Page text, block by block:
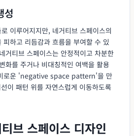
성
이루어지지만, 네거티브 스페이스의
피하고 리듬감과 흐름을 부여할 수 있
거티브 스페이스는 안정적이고 차분한
화를 주거나 비대칭적인 여백을 활용
로운 'negative space pattern'을 만
이 패턴 위를 자연스럽게 이동하도록
브 스페이스 디자인